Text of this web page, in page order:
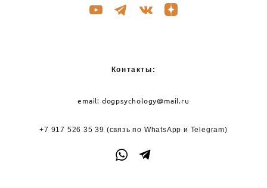
Контакты:
email: dogpsychology@mail.ru
+7 917 526 35 39 (связь по WhatsApp и Telegram)